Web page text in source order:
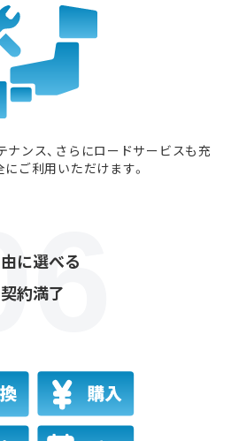
ンス、さらにロードサービスも充
ご利用いただけます。
に選べる
契約満了